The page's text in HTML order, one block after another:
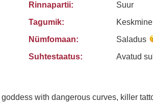
Rinnapartii:
Suur
Tagumik:
Keskmine
Nümfomaan:
Saladus
Suhtestaatus:
Avatud
with dangerous curves, killer